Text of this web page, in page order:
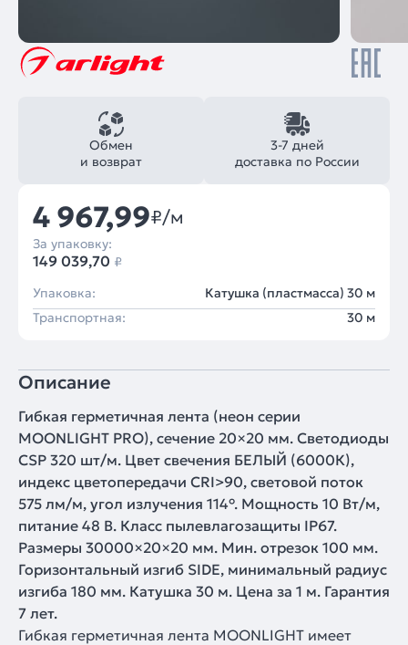
3-7 дней
доставка по России
Обмен
и возврат
4 967,99₽/м
За упаковку:
149 039,70 ₽
Упаковка:
Катушка (пластмасса) 30 м
Транспортная:
30 м
Описание
Гибкая герметичная лента (неон серии
MOONLIGHT PRO), сечение 20×20 мм. Светодиоды
CSP 320 шт/м. Цвет свечения БЕЛЫЙ (6000К),
индекс цветопередачи CRI>90, световой поток
575 лм/м, угол излучения 114°. Мощность 10 Вт/м,
питание 48 В. Класс пылевлагозащиты IP67.
Размеры 30000×20×20 мм. Мин. отрезок 100 мм.
Горизонтальный изгиб SIDE, минимальный радиус
изгиба 180 мм. Катушка 30 м. Цена за 1 м. Гарантия
7 лет.
Гибкая герметичная лента MOONLIGHT имеет